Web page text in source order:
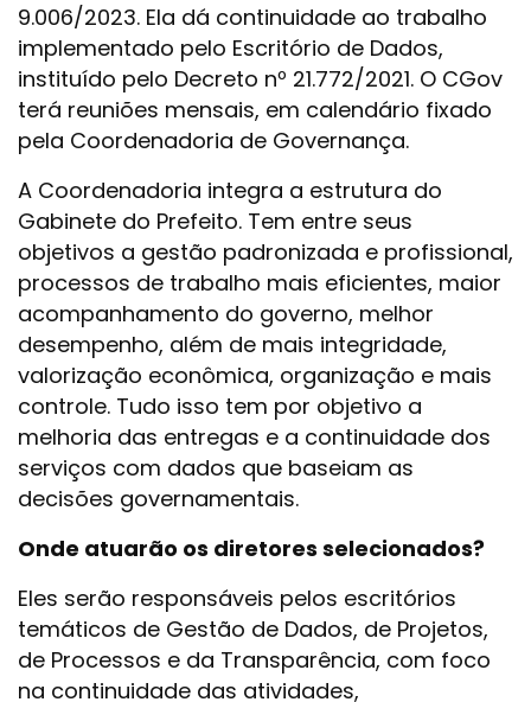
9.006/2023. Ela dá continuidade ao trabalho
implementado pelo Escritório de Dados,
instituído pelo Decreto nº 21.772/2021. O CGov
terá reuniões mensais, em calendário fixado
pela Coordenadoria de Governança.
A Coordenadoria integra a estrutura do
Gabinete do Prefeito. Tem entre seus
objetivos a gestão padronizada e profissional,
processos de trabalho mais eficientes, maior
acompanhamento do governo, melhor
desempenho, além de mais integridade,
valorização econômica, organização e mais
controle. Tudo isso tem por objetivo a
melhoria das entregas e a continuidade dos
serviços com dados que baseiam as
decisões governamentais.
Onde atuarão os diretores selecionados?
Eles serão responsáveis pelos escritórios
temáticos de Gestão de Dados, de Projetos,
de Processos e da Transparência, com foco
na continuidade das atividades,